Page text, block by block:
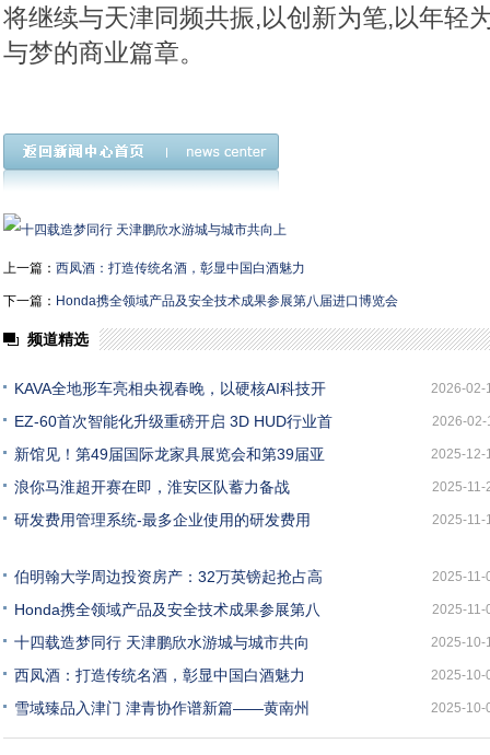
将继续与天津同频共振,以创新为笔,以年轻
与梦的商业篇章。
上一篇： 西凤酒：打造传统名酒，彰显中国白酒魅力
下一篇： Honda携全领域产品及安全技术成果参展第八届进口博览会
频道精选
KAVA全地形车亮相央视春晚，以硬核AI科技开 2026-02-
EZ-60首次智能化升级重磅开启 3D HUD行业首 2026-02-
新馆见！第49届国际龙家具展览会和第39届亚 2025-12-
浪你马淮超开赛在即，淮安区队蓄力备战 2025-11-
研发费用管理系统-最多企业使用的研发费用 2025-11-
伯明翰大学周边投资房产：32万英镑起抢占高 2025-11-
Honda携全领域产品及安全技术成果参展第八 2025-11-
十四载造梦同行 天津鹏欣水游城与城市共向 2025-10-
西凤酒：打造传统名酒，彰显中国白酒魅力 2025-10-
雪域臻品入津门 津青协作谱新篇——黄南州 2025-10-